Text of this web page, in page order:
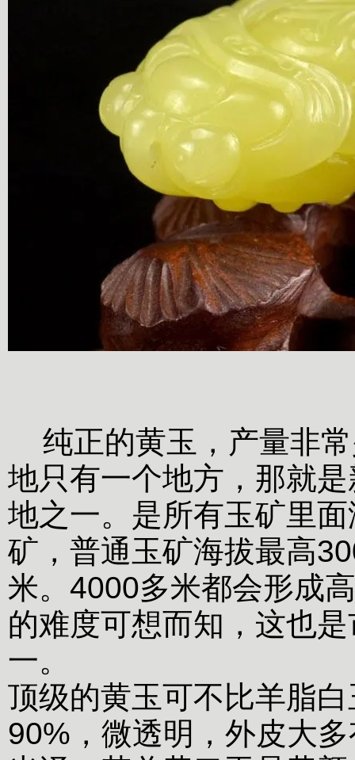
纯正的黄玉，产量非常
地只有一个地方，那就
地之一。是所有玉矿里
矿，普通玉矿海拔最高
米。4000多米都会形成
的难度可想而知，这也
一。
顶级的黄玉可不比羊脂
90%，微透明，外皮大